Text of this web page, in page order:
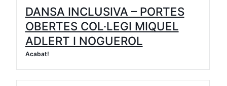
DANSA INCLUSIVA – PORTES
OBERTES COL·LEGI MIQUEL
ADLERT I NOGUEROL
Acabat!